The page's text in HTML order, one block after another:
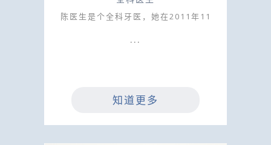
陈医生是个全科牙医，她在2011年11
知道更多